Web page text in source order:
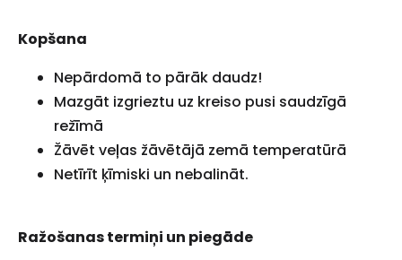
Kopšana
Nepārdomā to pārāk daudz!
Mazgāt izgrieztu uz kreiso pusi saudzīgā
režīmā
Žāvēt veļas žāvētājā zemā temperatūrā
Netīrīt ķīmiski un nebalināt.
Ražošanas termiņi un piegāde